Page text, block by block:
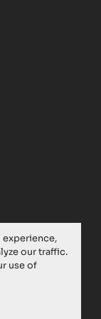
experience,
our traffic.
use of